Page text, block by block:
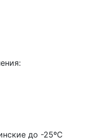
до -25ºС